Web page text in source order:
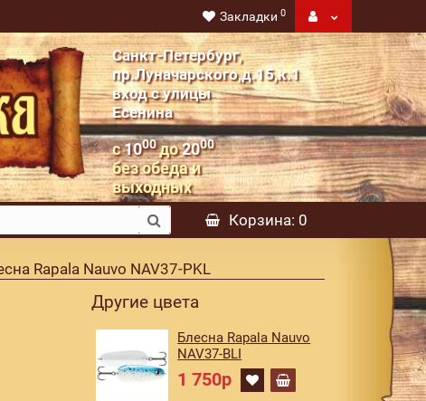
Закладки 0
Санкт-Петербург,
пр.Луначарского,д.15,к.1
вход с улицы
Есенина
с1000до2000
без обеда и
выходных
Корзина: 0
Rapala Nauvo NAV37-PKL
Другие цвета
Блесна Rapala Nauvo
NAV37-BLI
1 750р